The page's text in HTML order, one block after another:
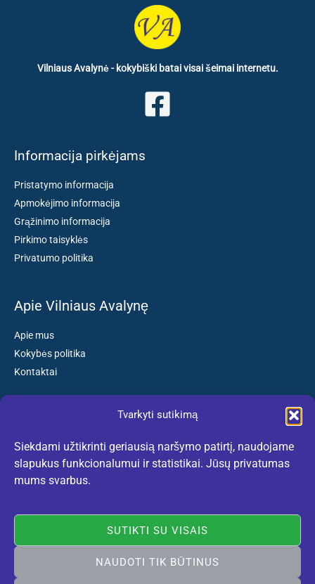
Tvarkyti sutikimą
Siekdami užtikrinti geriausią naršymo patirtį, naudojame
slapukus funkcionalumui ir statistikai. Jūsų privatumas
mums svarbus.
SUTIKTI SU VISAIS
NAUDOTI TIK BŪTINUS
Vilniaus Avalynė - kokybiški batai visai šeimai internetu.
Informacija pirkėjams
Pristatymo informacija
Apmokėjimo informacija
Grąžinimo informacija
Pirkimo taisyklės
Privatumo politika
Apie Vilniaus Avalynę
Apie mus
Kokybės politika
Kontaktai
El. paštas: kokybiskibatai@gmail.com
Tel. +370 659 77132